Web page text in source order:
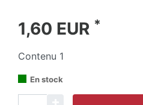
1,60 EUR *
Contenu 1
En stock